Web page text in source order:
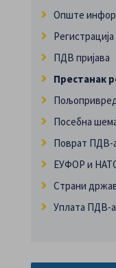
Опште
ПДВ пријава
Престанак
Посебна
Поврат ПДВ-
ЕУФОР и
Страни
Уплата ПДВ-а